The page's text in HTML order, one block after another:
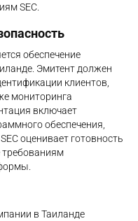
SEC.
обеспечение
Эмитент должен
клиентов,
мониторинга
включает
обеспечения,
оценивает готовность
требованиям
в Таиланде